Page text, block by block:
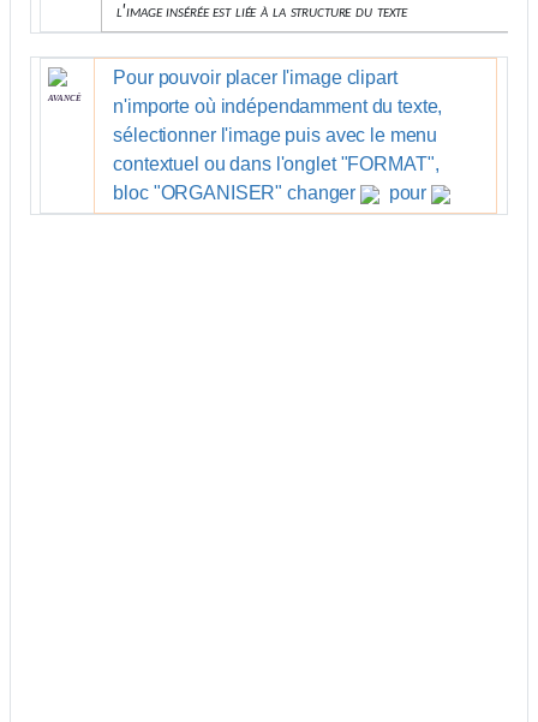
l'image insérée est liée à la structure du texte
avancé
Pour pouvoir placer l'image clipart
n'importe où indépendamment du texte,
sélectionner l'image puis avec le menu
contextuel ou dans l'onglet "FORMAT",
bloc "ORGANISER" changer pour